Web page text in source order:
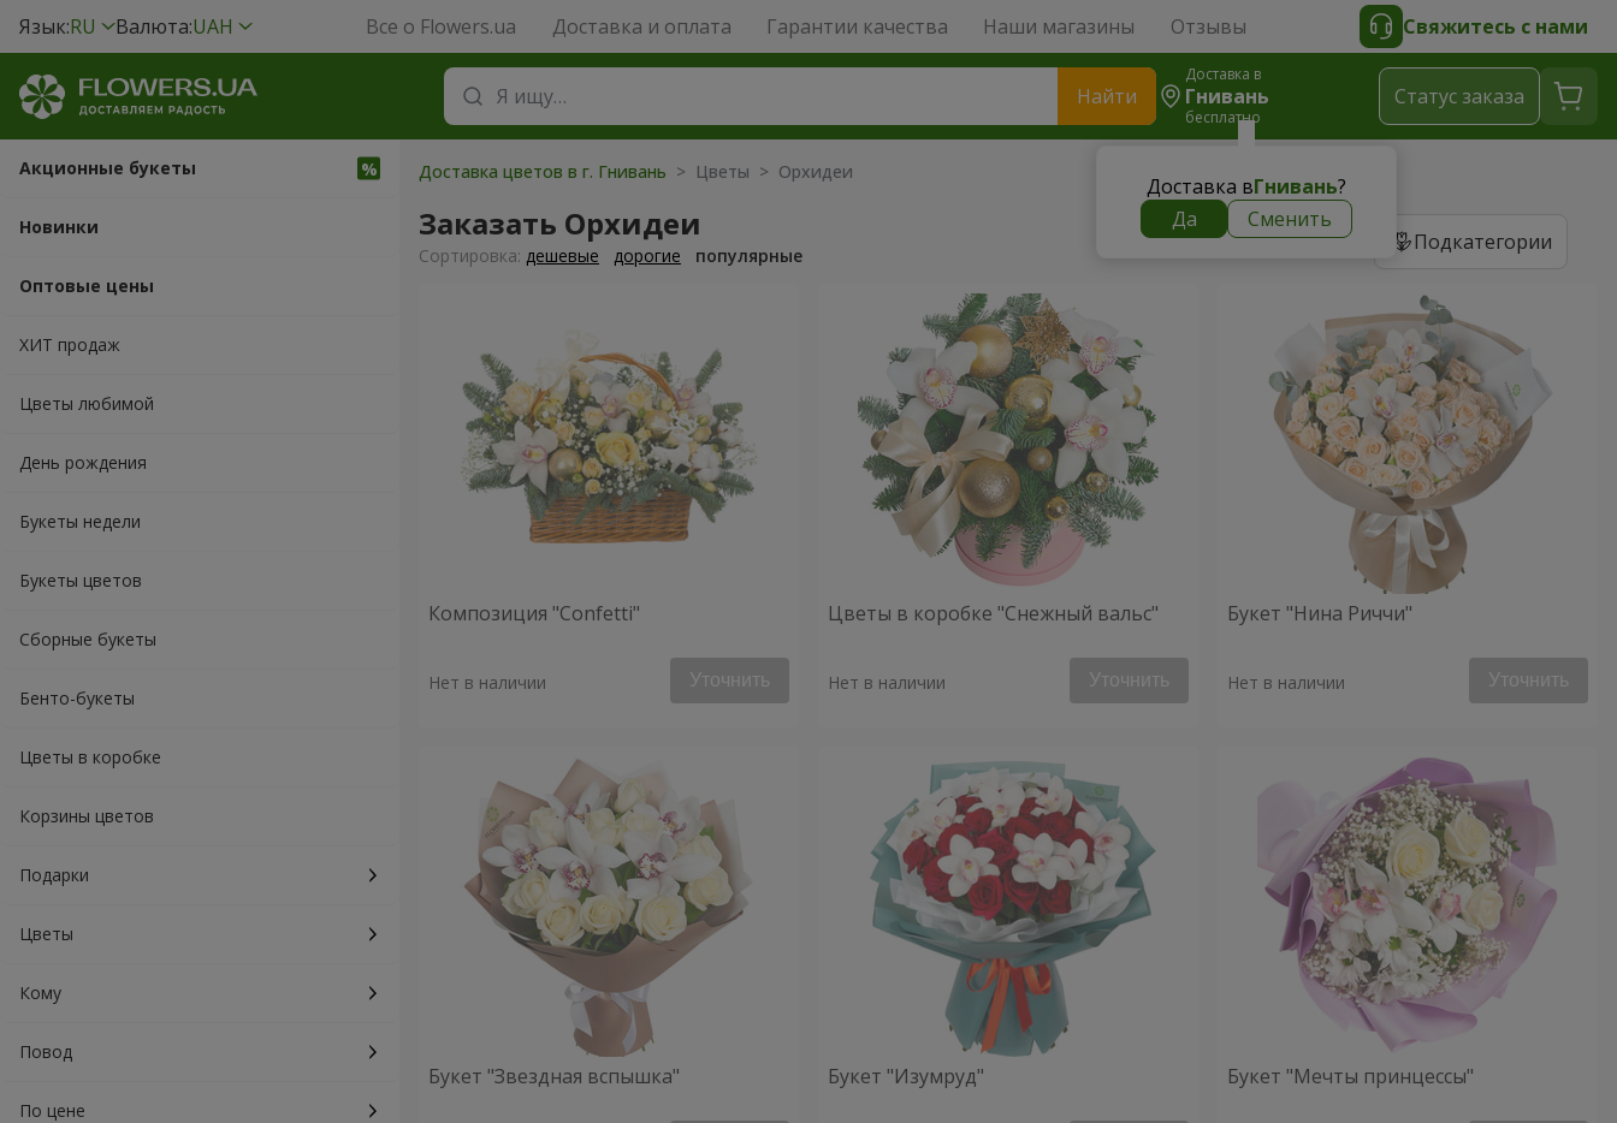
Язык:RU Валюта:UAH Все о Flowers.ua Доставка и оплата Гарантии качества Наши магазины Отзывы Свяжитесь с нами
Найти
Доставка в
Гнивань
бесплатно
Доставка вГнивань?
Да
Сменить
Cтатус заказа
Акционные букеты
Новинки
Оптовые цены
ХИТ продаж
Цветы любимой
День рождения
Букеты недели
Букеты цветов
Сборные букеты
Бенто-букеты
Цветы в коробке
Корзины цветов
Подарки
Цветы
Кому
Повод
По цене
Доставка цветов в г. Гнивань > Цветы > Орхидеи
Заказать Орхидеи Подкатегории
Cортировка: дешевые дорогие популярные
Композиция "Confetti"
Нет в наличии Уточнить
Цветы в коробке "Снежный вальс"
Нет в наличии Уточнить
Букет "Нина Риччи"
Нет в наличии Уточнить
Букет "Звездная вспышка" Букет "Изумруд" Букет "Мечты принцессы"